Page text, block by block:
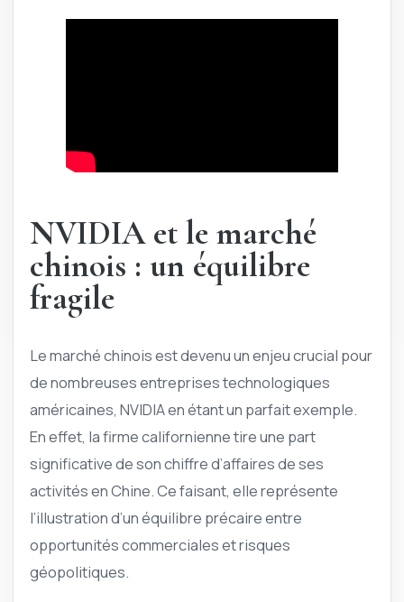
NVIDIA et le marché
chinois : un équilibre
fragile
Le marché chinois est devenu un enjeu crucial pour
de nombreuses entreprises technologiques
américaines, NVIDIA en étant un parfait exemple.
En effet, la firme californienne tire une part
significative de son chiffre d’affaires de ses
activités en Chine. Ce faisant, elle représente
l’illustration d’un équilibre précaire entre
opportunités commerciales et risques
géopolitiques.